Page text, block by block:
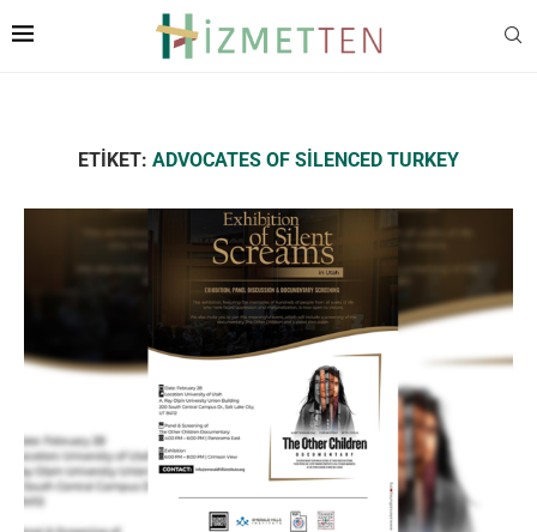
ETIKET: ADVOCATES OF SILENCED TURKEY